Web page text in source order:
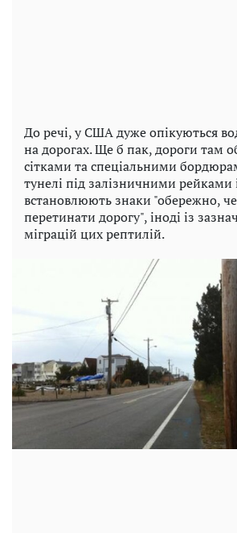
До речі, у США дуже опікуються
на дорогах. Ще б пак, дороги там
сітками та спеціальними
тунелі під залізничними рейками
встановлюють знаки "обережно,
перетинати дорогу", іноді із
міграцій цих рептилій.